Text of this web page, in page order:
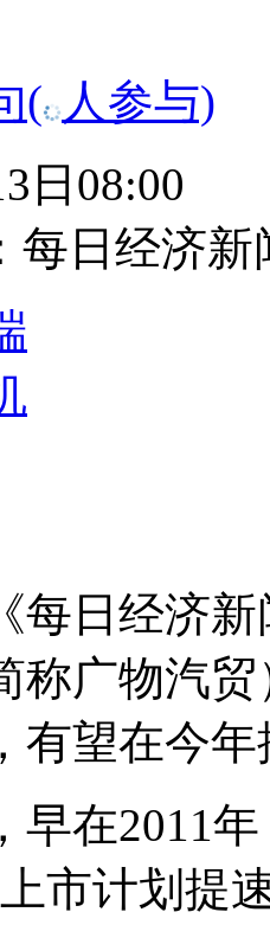
( 人参与)
日08:00
每日经济新
日经济新
称广物汽
有望在今
在2011年
市计划提